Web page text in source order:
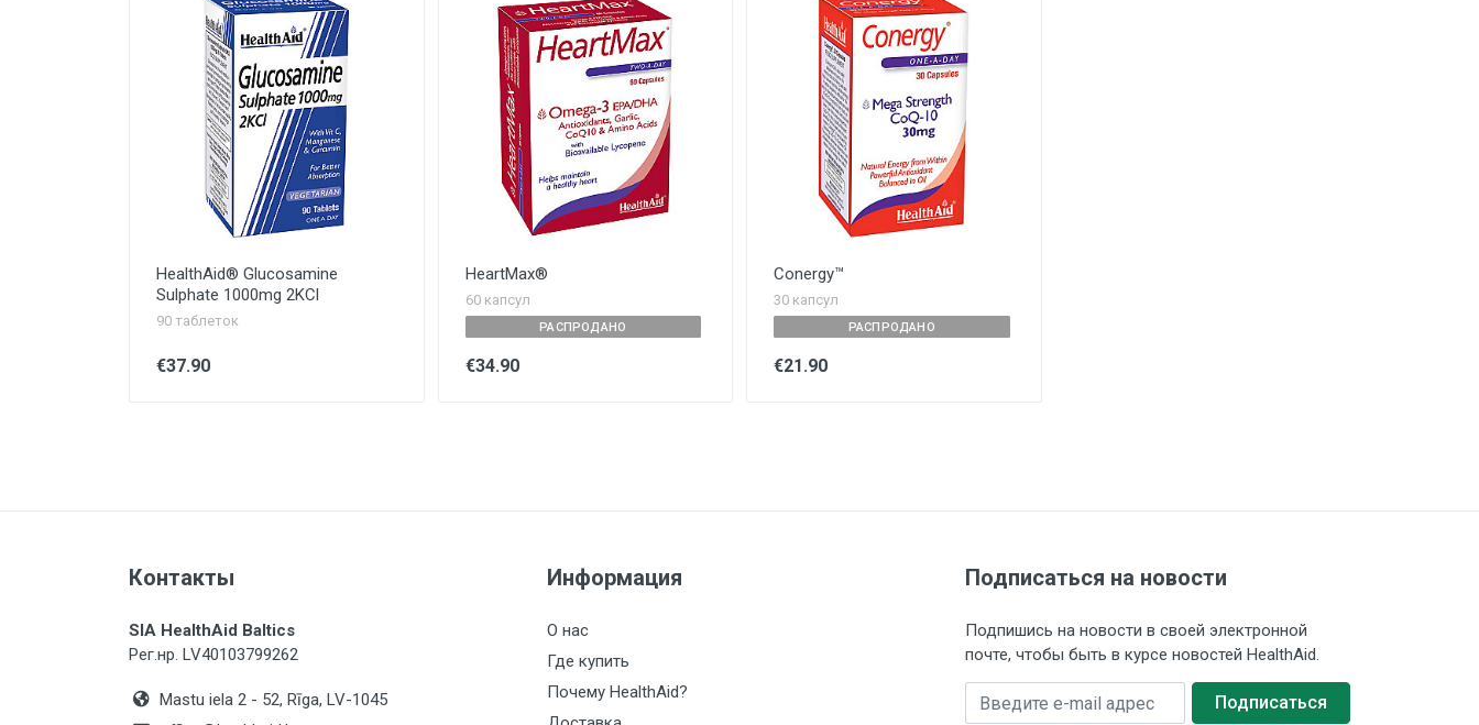
HealthAid® Glucosamine
Sulphate 1000mg 2KCl
90 таблеток
€37.90
HeartMax®
60 капсул
РАСПРОДАНО
€34.90
Conergy™
30 капсул
РАСПРОДАНО
€21.90
Контакты
SIA HealthAid Baltics
Рег.нр. LV40103799262
Mastu iela 2 - 52, Rīga, LV-1045
Информация
О нас
Где купить
Почему HealthAid?
Подписаться на новости
Подпишись на новости в своей электронной
почте, чтобы быть в курсе новостей HealthAid.
Введите e-mail адрес Подписаться